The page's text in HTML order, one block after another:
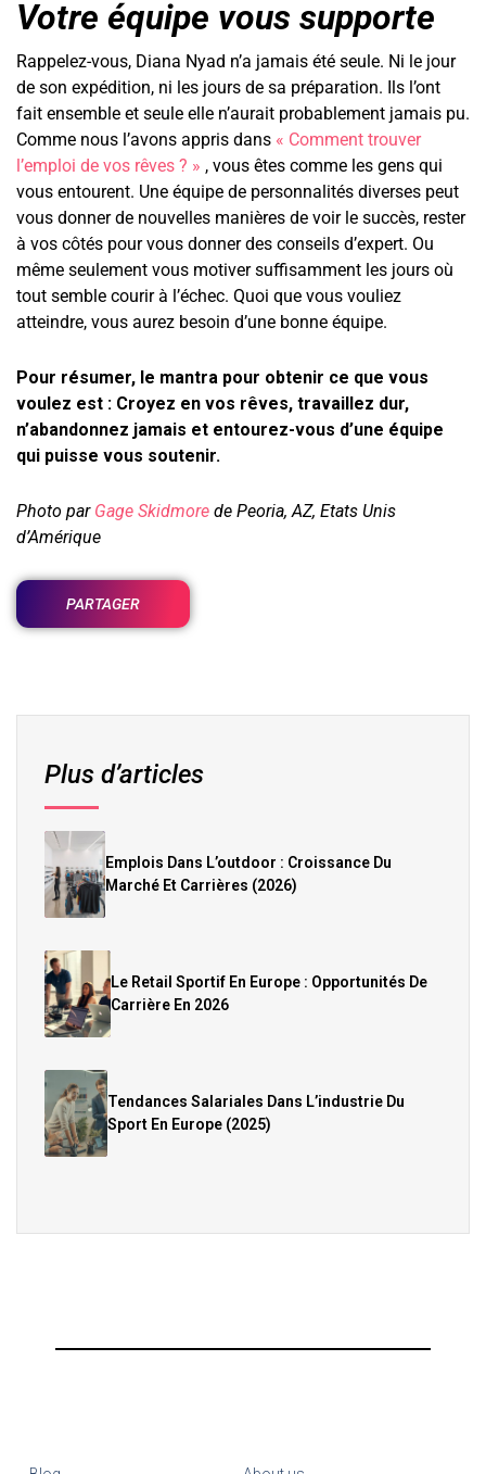
Votre équipe vous supporte
Rappelez-vous, Diana Nyad n’a jamais été seule. Ni le jour
de son expédition, ni les jours de sa préparation. Ils l’ont
fait ensemble et seule elle n’aurait probablement jamais pu.
Comme nous l’avons appris dans « Comment trouver
l’emploi de vos rêves ? » , vous êtes comme les gens qui
vous entourent. Une équipe de personnalités diverses peut
vous donner de nouvelles manières de voir le succès, rester
à vos côtés pour vous donner des conseils d’expert. Ou
même seulement vous motiver suffisamment les jours où
tout semble courir à l’échec. Quoi que vous vouliez
atteindre, vous aurez besoin d’une bonne équipe.
Pour résumer, le mantra pour obtenir ce que vous
voulez est : Croyez en vos rêves, travaillez dur,
n’abandonnez jamais et entourez-vous d’une équipe
qui puisse vous soutenir.
Photo par Gage Skidmore de Peoria, AZ, Etats Unis
d’Amérique
PARTAGER
Plus d’articles
Emplois Dans L’outdoor : Croissance Du
Marché Et Carrières (2026)
Le Retail Sportif En Europe : Opportunités De
Carrière En 2026
Tendances Salariales Dans L’industrie Du
Sport En Europe (2025)